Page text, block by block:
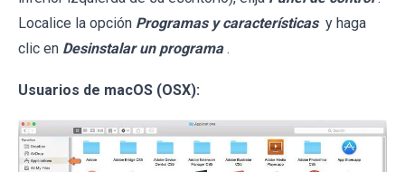
Localice la opción Programas y características y haga
clic en Desinstalar un programa .
Usuarios de macOS (OSX):